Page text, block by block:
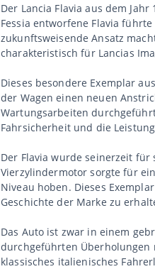
Der Lancia Flavia aus dem
Fessia entworfene Flavia
zukunftsweisende Ansatz
charakteristisch für Lancias
Dieses besondere Exemplar
der Wagen einen neuen
Wartungsarbeiten
Fahrsicherheit und die
Der Flavia wurde seinerzeit
Vierzylindermotor sorgte für
Niveau hoben. Dieses
Geschichte der Marke zu
Das Auto ist zwar in einem
durchgeführten Überholungen
klassisches italienisches